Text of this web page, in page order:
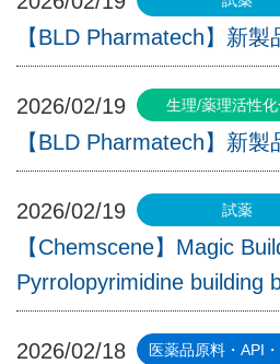
【BLD Pharmatech】新製
2026/02/19
【BLD Pharmatech】新製
2026/02/19
【Chemscene】Magic
Pyrrolopyrimidine building
2026/02/18